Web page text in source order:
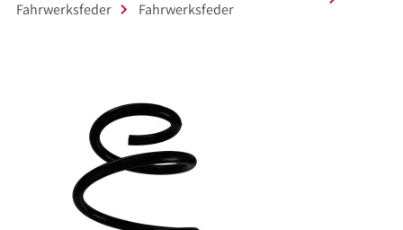
Fahrwerksfeder
Fahrwerksfeder